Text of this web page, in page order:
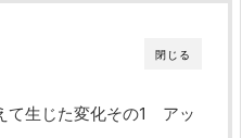
閉じる
て生じた変化その1 アッ